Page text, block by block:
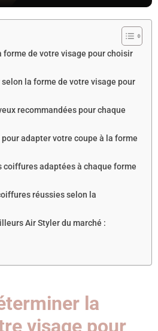
de votre visage pour choisir
la forme de votre visage pour
recommandées pour chaque
adapter votre coupe à la forme
adaptées à chaque forme
réussies selon la
Air Styler du marché :
la
visage pour